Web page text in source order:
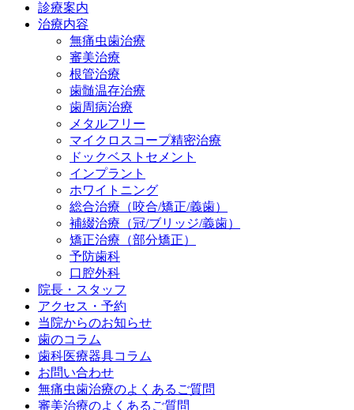
診療案内
治療内容
無痛虫歯治療
審美治療
根管治療
歯髄温存治療
歯周病治療
メタルフリー
マイクロスコープ精密治療
ドックベストセメント
インプラント
ホワイトニング
総合治療（咬合/矯正/義歯）
補綴治療（冠/ブリッジ/義歯）
矯正治療（部分矯正）
予防歯科
口腔外科
院長・スタッフ
アクセス・予約
当院からのお知らせ
歯のコラム
歯科医療器具コラム
お問い合わせ
無痛虫歯治療のよくあるご質問
審美治療のよくあるご質問